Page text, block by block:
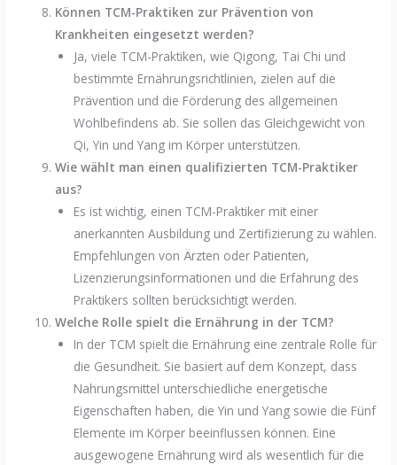
Können TCM-Praktiken zur Prävention von
Krankheiten eingesetzt werden?
Ja, viele TCM-Praktiken, wie Qigong, Tai Chi und
bestimmte Ernährungsrichtlinien, zielen auf die
Prävention und die Förderung des allgemeinen
Wohlbefindens ab. Sie sollen das Gleichgewicht von
Qi, Yin und Yang im Körper unterstützen.
Wie wählt man einen qualifizierten TCM-Praktiker
aus?
Es ist wichtig, einen TCM-Praktiker mit einer
anerkannten Ausbildung und Zertifizierung zu wählen.
Empfehlungen von Ärzten oder Patienten,
Lizenzierungsinformationen und die Erfahrung des
Praktikers sollten berücksichtigt werden.
Welche Rolle spielt die Ernährung in der TCM?
In der TCM spielt die Ernährung eine zentrale Rolle für
die Gesundheit. Sie basiert auf dem Konzept, dass
Nahrungsmittel unterschiedliche energetische
Eigenschaften haben, die Yin und Yang sowie die Fünf
Elemente im Körper beeinflussen können. Eine
ausgewogene Ernährung wird als wesentlich für die